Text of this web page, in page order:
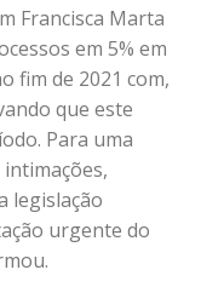
Francisca Marta
em 5% em
fim de 2021 com,
que este
Para uma
legislação
urgente do